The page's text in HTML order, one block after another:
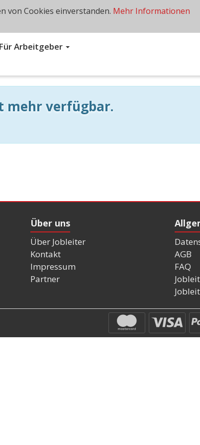
Für Arbeitgeber
mehr verfügbar.
Über uns
Über Jobleiter
Kontakt
Impressum
Partner
AGB
FAQ
von Cookies einverstanden. Mehr Informationen